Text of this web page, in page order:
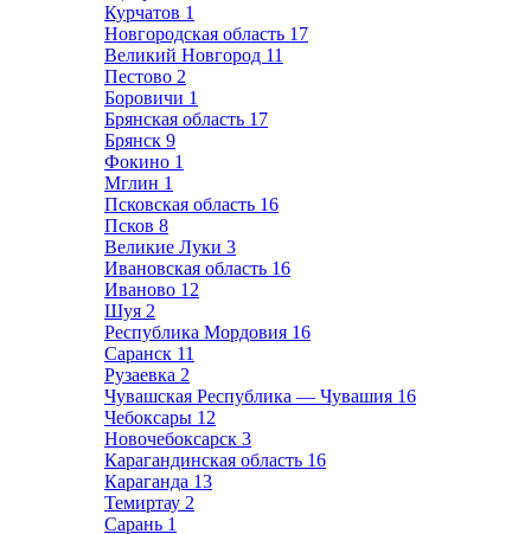
Курчатов 1
Новгородская область 17
Великий Новгород 11
Пестово 2
Боровичи 1
Брянская область 17
Брянск 9
Фокино 1
Мглин 1
Псковская область 16
Псков 8
Великие Луки 3
Ивановская область 16
Иваново 12
Шуя 2
Республика Мордовия 16
Саранск 11
Рузаевка 2
Чувашская Республика — Чувашия 16
Чебоксары 12
Новочебоксарск 3
Карагандинская область 16
Караганда 13
Темиртау 2
Сарань 1